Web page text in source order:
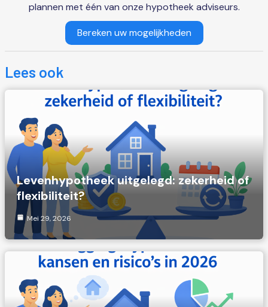
plannen met één van onze hypotheek adviseurs.
Bereken uw mogelijkheden
Lees ook
Levenhypotheek uitgelegd: zekerheid of
flexibiliteit?
Mei 29, 2026